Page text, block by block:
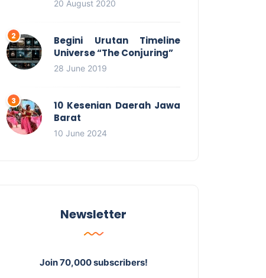
20 August 2020
Begini Urutan Timeline
Universe “The Conjuring”
28 June 2019
10 Kesenian Daerah Jawa
Barat
10 June 2024
Newsletter
Join 70,000 subscribers!